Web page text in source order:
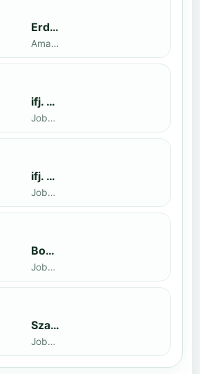
Erdal Demirci
Amatőr · döntős: Enyedi Gergely
ifj. Benedek Zoltán
Jobbak · döntős: Szatmári István
ifj. Benedek Zoltán
Jobbak · döntős: id. Benedek Zoltán
Bodó Péter
Jobbak · döntős: Kocsó Sándor
Szatmári István
Jobbak · döntős: Kiss Barnabás